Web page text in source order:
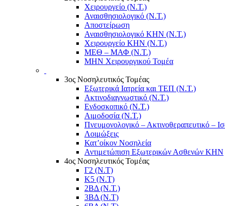
Χειρουργείο (Ν.Τ.)
Αναισθησιολογικό (Ν.Τ.)
Αποστείρωση
Αναισθησιολογικό ΚΗΝ (Ν.Τ.)
Χειρουργείο ΚΗΝ (Ν.Τ.)
ΜΕΘ – ΜΑΦ (Ν.Τ.)
ΜΗΝ Χειρουργικού Τομέα
3ος Νοσηλευτικός Τομέας
Εξωτερικά Ιατρεία και ΤΕΠ (Ν.Τ.)
Ακτινοδιαγνωστικό (Ν.Τ.)
Ενδοσκοπικό (Ν.Τ.)
Αιμοδοσία (Ν.Τ.)
Πνευμονολογικό – Ακτινοθεραπευτικό –
Λοιμώξεις
Κατ’οίκον Νοσηλεία
Αντιμετώπιση Εξωτερικών Ασθενών ΚΗΝ
4ος Νοσηλευτικός Τομέας
Γ2 (Ν.Τ)
Κ5 (Ν.Τ)
2ΒΔ (Ν.Τ.)
3ΒΔ (Ν.Τ)